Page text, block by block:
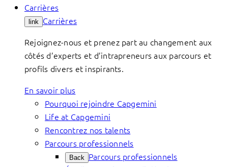
Carrières
link Carrières
Rejoignez-nous et prenez part au changement aux
côtés d’experts et d’intrapreneurs aux parcours et
profils divers et inspirants.
En savoir plus
Pourquoi rejoindre Capgemini
Life at Capgemini
Rencontrez nos talents
Parcours professionnels
Back Parcours professionnels